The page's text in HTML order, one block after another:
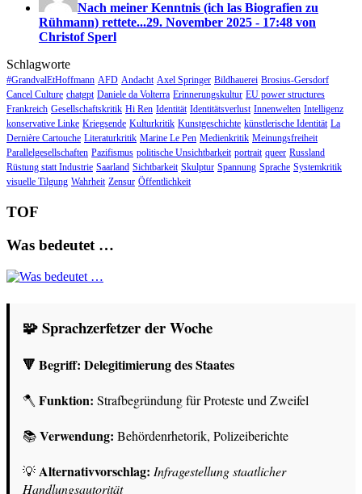
Nach meiner Kenntnis (ich las Biografien zu
Rühmann) rettete...29. November 2025 - 17:48 von
Christof Sperl
Schlagworte
#GrandvalEtHoffmann AFD Andacht Axel Springer Bildhauerei Brosius-Gersdorf
Cancel Culture chatgpt Daniele da Volterra Erinnerungskultur EU power structures
Frankreich Gesellschaftskritik Hi Ren Identität Identitätsverlust Innenwelten Intelligenz
konservative Linke Kriegsende Kulturkritik Kunstgeschichte künstlerische Identität La
Dernière Cartouche Literaturkritik Marine Le Pen Medienkritik Meinungsfreiheit
Parallelgesellschaften Pazifismus politische Unsichtbarkeit portrait queer Russland
Rüstung statt Industrie Saarland Sichtbarkeit Skulptur Spannung Sprache Systemkritik
visuelle Tilgung Wahrheit Zensur Öffentlichkeit
TOF
Was bedeutet …
🧩 Sprachzerfetzer der Woche
🔻 Begriff: Delegitimierung des Staates
🪓 Funktion: Strafbegründung für Proteste und Zweifel
📚Verwendung: Behördenrhetorik, Polizeiberichte
💡Alternativvorschlag: Infragestellung staatlicher
Handlungsautorität